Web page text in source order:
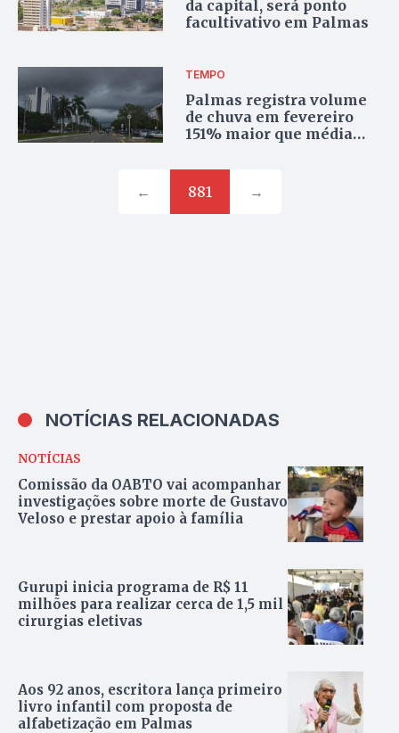
da capital, será ponto
facultivativo em Palmas
TEMPO
Palmas registra volume
de chuva em fevereiro
151% maior que média
← 881 →
NOTÍCIAS RELACIONADAS
NOTÍCIAS
Comissão da OABTO vai acompanhar
investigações sobre morte de Gustavo
Veloso e prestar apoio à família
Gurupi inicia programa de R$ 11
milhões para realizar cerca de 1,5 mil
cirurgias eletivas
Aos 92 anos, escritora lança primeiro
livro infantil com proposta de
alfabetização em Palmas